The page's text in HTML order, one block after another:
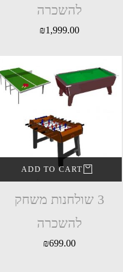
להשכרה
₪1,999.00
ADD TO CART
3 שולחנות משחק
להשכרה
₪699.00